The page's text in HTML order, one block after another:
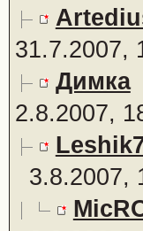
31.7.2007,
Димка
2.8.2007,
3.8.2007,